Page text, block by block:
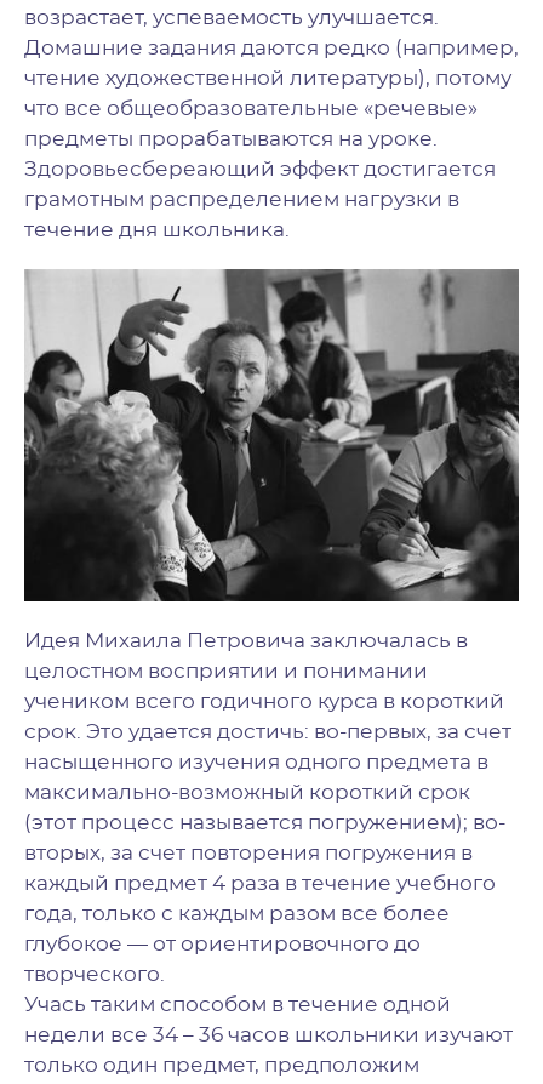
возрастает, успеваемость улучшается.
Домашние задания даются редко (например,
чтение художественной литературы), потому
что все общеобразовательные «речевые»
предметы прорабатываются на уроке.
Здоровьесбереающий эффект достигается
грамотным распределением нагрузки в
течение дня школьника.
Идея Михаила Петровича заключалась в
целостном восприятии и понимании
учеником всего годичного курса в короткий
срок. Это удается достичь: во-первых, за счет
насыщенного изучения одного предмета в
максимально-возможный короткий срок
(этот процесс называется погружением); во-
вторых, за счет повторения погружения в
каждый предмет 4 раза в течение учебного
года, только с каждым разом все более
глубокое — от ориентировочного до
творческого.
Учась таким способом в течение одной
недели все 34 – 36 часов школьники изучают
только один предмет, предположим